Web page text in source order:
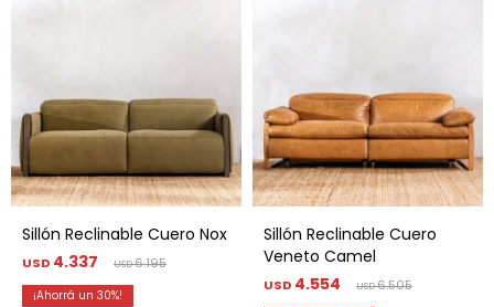
Sillón Reclinable Cuero Nox
USD 4.337 USD6.195
30
Sillón Reclinable Cuero
Veneto Camel
USD 4.554 USD6.505